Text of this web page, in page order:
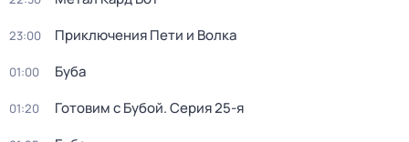
23:00 Приключения Пети и Волка
01:00 Буба
01:20 Готовим с Бубой. Серия 25-я